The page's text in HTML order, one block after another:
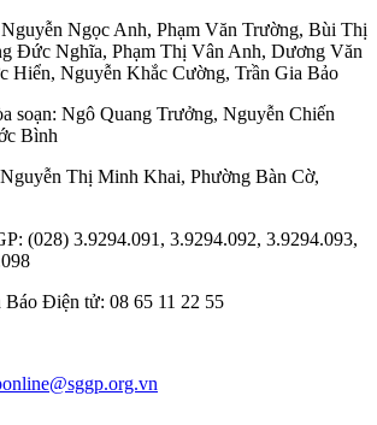
Nguyễn Ngọc Anh, Phạm Văn Trường, Bùi Thị
Đức Nghĩa, Phạm Thị Vân Anh, Dương Văn
Hiển, Nguyễn Khắc Cường, Trần Gia Bảo
soạn: Ngô Quang Trưởng, Nguyễn Chiến
Bình
Thị Minh Khai, Phường Bàn Cờ,
(028) 3.9294.091, 3.9294.092, 3.9294.093,
Báo Điện tử: 08 65 11 22 55